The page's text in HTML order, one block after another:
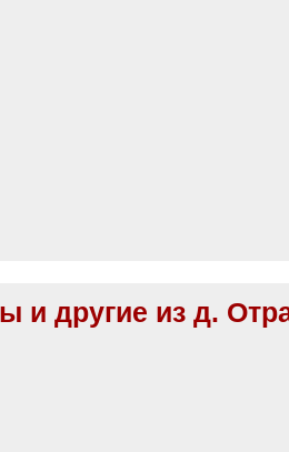
и другие из д.